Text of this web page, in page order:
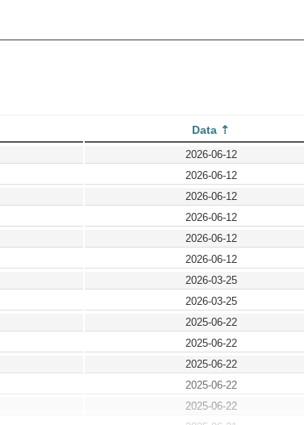
Data
2026-06-12
2026-06-12
2026-06-12
2026-06-12
2026-06-12
2026-06-12
2026-03-25
2026-03-25
2025-06-22
2025-06-22
2025-06-22
2025-06-22
2025-06-22